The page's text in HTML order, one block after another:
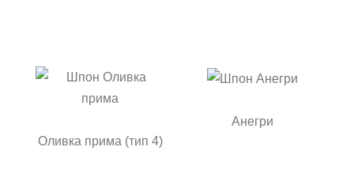
Оливка прима (тип 4)
Анегри